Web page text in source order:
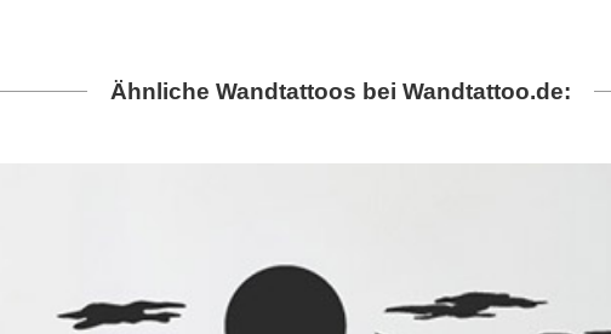
Ähnliche Wandtattoos bei Wandtattoo.de: